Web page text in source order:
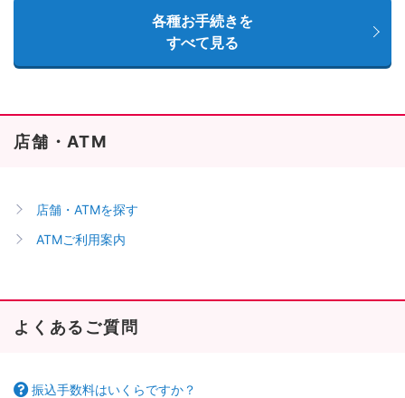
各種お手続きを
すべて見る
店舗・ATM
店舗・ATMを探す
ATMご利用案内
よくあるご質問
振込手数料はいくらですか？